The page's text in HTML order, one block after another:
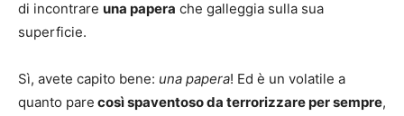
di incontrare una papera che galleggia sulla sua
superficie.
Sì, avete capito bene: una papera! Ed è un volatile a
quanto pare così spaventoso da terrorizzare per sempre,